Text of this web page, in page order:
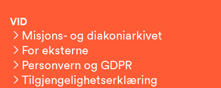
VID
Misjons- og diakoniarkivet
For eksterne
Personvern og GDPR
Tilgjengelighetserklæring